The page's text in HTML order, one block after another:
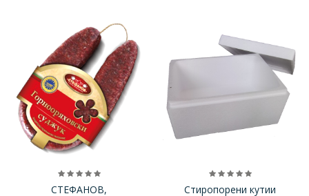
СТЕФАНОВ,
Стиропорени кутии